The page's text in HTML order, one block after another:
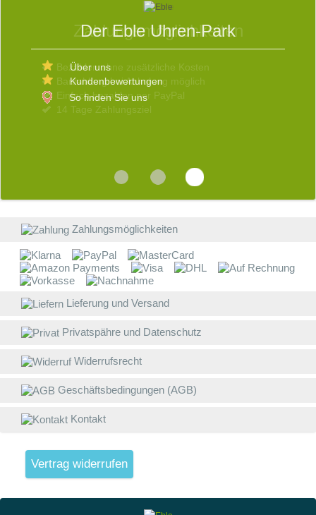
Der Eble Uhren-Park
Über uns
Kundenbewertungen
So finden Sie uns
Zahlungsmöglichkeiten
Lieferung und Versand
Privatspähre und Datenschutz
Widerrufsrecht
Geschäftsbedingungen (AGB)
Kontakt
Vertrag widerrufen